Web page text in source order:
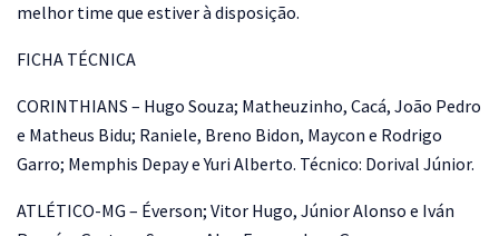
melhor time que estiver à disposição.
FICHA TÉCNICA
CORINTHIANS – Hugo Souza; Matheuzinho, Cacá, João Pedro
e Matheus Bidu; Raniele, Breno Bidon, Maycon e Rodrigo
Garro; Memphis Depay e Yuri Alberto. Técnico: Dorival Júnior.
ATLÉTICO-MG – Éverson; Vitor Hugo, Júnior Alonso e Iván